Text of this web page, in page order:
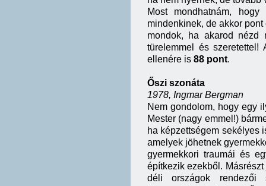
Most mondhatnám,
mindenkinek, de akkor
mondok, ha akarod
türelemmel és
ellenére is 88 pont.
Őszi szonáta
1978, Ingmar Bergman
Nem gondolom, hogy egy
Mester (nagy emmel!)
ha képzettségem sekélyes
amelyek jöhetnek
gyermekkori traumái és
építkezik ezekből.
déli országok rendezői